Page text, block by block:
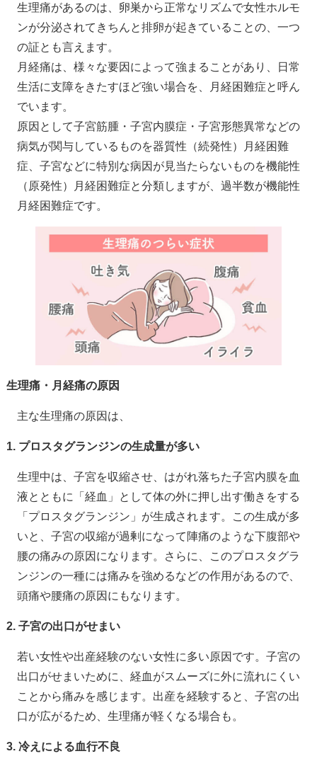
生理痛があるのは、卵巣から正常なリズムで女性ホルモ
ンが分泌されてきちんと排卵が起きていることの、一つ
の証とも言えます。
月経痛は、様々な要因によって強まることがあり、日常
生活に支障をきたすほど強い場合を、月経困難症と呼ん
でいます。
原因として子宮筋腫・子宮内膜症・子宮形態異常などの
病気が関与しているものを器質性（続発性）月経困難
症、子宮などに特別な病因が見当たらないものを機能性
（原発性）月経困難症と分類しますが、過半数が機能性
月経困難症です。
生理痛・月経痛の原因
主な生理痛の原因は、
1. プロスタグランジンの生成量が多い
生理中は、子宮を収縮させ、はがれ落ちた子宮内膜を血
液とともに「経血」として体の外に押し出す働きをする
「プロスタグランジン」が生成されます。この生成が多
いと、子宮の収縮が過剰になって陣痛のような下腹部や
腰の痛みの原因になります。さらに、このプロスタグラ
ンジンの一種には痛みを強めるなどの作用があるので、
頭痛や腰痛の原因にもなります。
2. 子宮の出口がせまい
若い女性や出産経験のない女性に多い原因です。子宮の
出口がせまいために、経血がスムーズに外に流れにくい
ことから痛みを感じます。出産を経験すると、子宮の出
口が広がるため、生理痛が軽くなる場合も。
3. 冷えによる血行不良